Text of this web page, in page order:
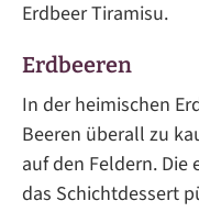
Erdbeer Tiramisu.
Erdbeeren
In der heimischen
Beeren überall zu
auf den Feldern.
das Schichtdessert